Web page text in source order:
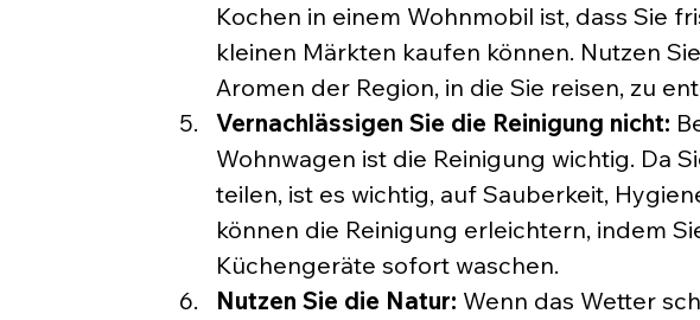
Kochen in einem Wohnmobil ist, dass Sie
kleinen Märkten kaufen können. Nutzen
Aromen der Region, in die Sie reisen, zu
Vernachlässigen Sie die Reinigung nicht:
Wohnwagen ist die Reinigung wichtig. Da
teilen, ist es wichtig, auf Sauberkeit,
können die Reinigung erleichtern, indem
Küchengeräte sofort waschen.
Nutzen Sie die Natur: Wenn das Wetter